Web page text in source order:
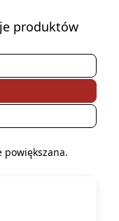
produktów
powiększana.